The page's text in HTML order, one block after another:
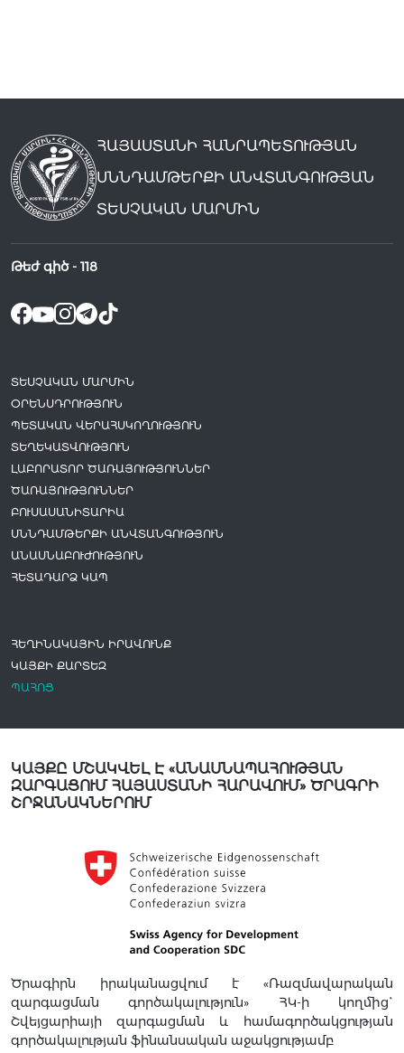
ՀԱՅԱՍՏԱՆԻ ՀԱՆՐԱՊԵՏՈՒԹՅԱՆ
ՍՆՆԴԱՄԹԵՐՔԻ ԱՆՎՏԱՆԳՈՒԹՅԱՆ
ՏԵՍՉԱԿԱՆ ՄԱՐՄԻՆ
Թեժ գիծ - 118
ՏԵՍՉԱԿԱՆ ՄԱՐՄԻՆ
ՕՐԵՆՍԴՐՈՒԹՅՈՒՆ
ՊԵՏԱԿԱՆ ՎԵՐԱՀՍԿՈՂՈՒԹՅՈՒՆ
ՏԵՂԵԿԱՏՎՈՒԹՅՈՒՆ
ԼԱԲՈՐԱՏՈՐ ԾԱՌԱՅՈՒԹՅՈՒՆՆԵՐ
ԾԱՌԱՅՈՒԹՅՈՒՆՆԵՐ
ԲՈՒՍԱՍԱՆԻՏԱՐԻԱ
ՍՆՆԴԱՄԹԵՐՔԻ ԱՆՎՏԱՆԳՈՒԹՅՈՒՆ
ԱՆԱՍՆԱԲՈՒԺՈՒԹՅՈՒՆ
ՀԵՏԱԴԱՐՁ ԿԱՊ
ՀԵՂԻՆԱԿԱՅԻՆ ԻՐԱՎՈՒՆՔ
ԿԱՅՔԻ ՔԱՐՏԵԶ
ՊԱՀՈՑ
ԿԱՅՔԸ ՄՇԱԿՎԵԼ Է «ԱՆԱՍՆԱՊԱՀՈՒԹՅԱՆ
ԶԱՐԳԱՑՈՒՄ ՀԱՅԱՍՏԱՆԻ ՀԱՐԱՎՈՒՄ» ԾՐԱԳՐԻ
ՇՐՋԱՆԱԿՆԵՐՈՒՄ
Ծրագիրն իրականացվում է «Ռազմավարական
զարգացման գործակալություն» ՀԿ-ի կողմից`
Շվեյցարիայի զարգացման և համագործակցության
գործակալության ֆինանսական աջակցությամբ